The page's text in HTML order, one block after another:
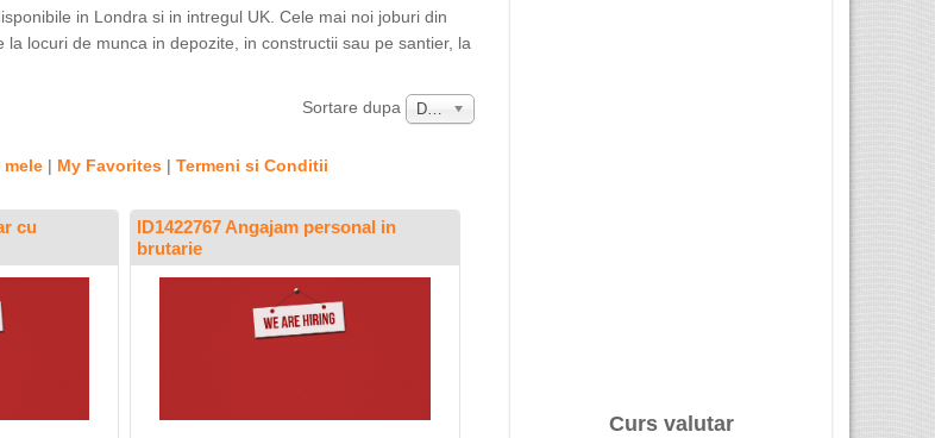
in Londra si in intregul UK. Cele mai noi joburi din
locuri de munca in depozite, in constructii sau pe santier, la
Sortare dupa Data
| My Favorites| Termeni si Conditii
cu
ID1422767 Angajam personal in
brutarie
Curs valutar